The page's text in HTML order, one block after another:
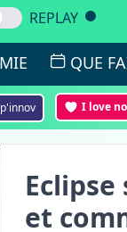
REPLAY
QUE
I love
et